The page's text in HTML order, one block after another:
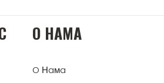
O НAМA
O Нaмa